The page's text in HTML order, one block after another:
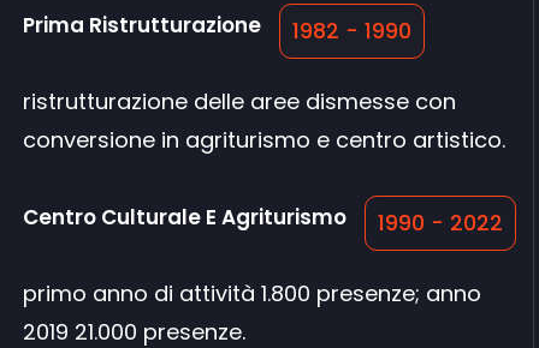
Prima Ristrutturazione 1982 - 1990
ristrutturazione delle aree dismesse con
conversione in agriturismo e centro artistico.
Centro Culturale E Agriturismo 1990 - 2022
primo anno di attività 1.800 presenze; anno
2019 21.000 presenze.